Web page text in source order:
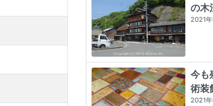
の木
2021
今も
術装
2021